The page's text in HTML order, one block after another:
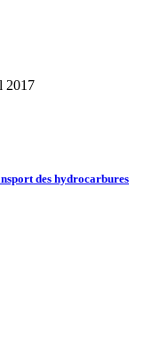
2017
des hydrocarbures